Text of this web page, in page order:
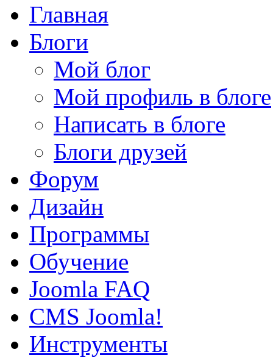
Главная
Блоги
Мой блог
Мой профиль в блоге
Написать в блоге
Блоги друзей
Форум
Дизайн
Программы
Обучение
Joomla FAQ
CMS Joomla!
Инструменты